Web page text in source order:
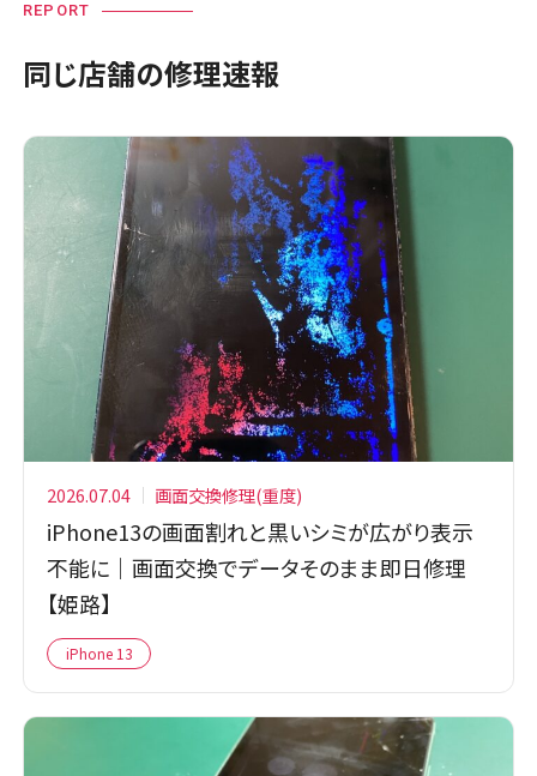
REPORT
同じ店舗の修理速報
2026.07.04 画面交換修理(重度)
iPhone13の画面割れと黒いシミが広がり表示
不能に｜画面交換でデータそのまま即日修理
【姫路】
iPhone 13